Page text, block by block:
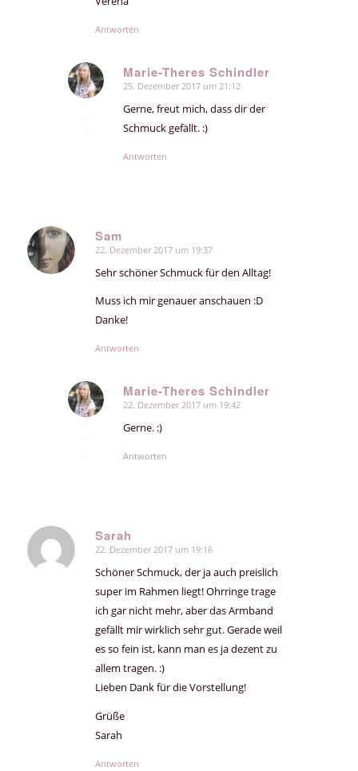
Antworten
Marie-Theres Schindler
sagte:
25. Dezember 2017 um 21:12
Gerne, freut mich, dass dir der
Schmuck gefällt. :)
Antworten
Sam
sagte:
22. Dezember 2017 um 19:37
Sehr schöner Schmuck für den Alltag!
Muss ich mir genauer anschauen :D
Danke!
Antworten
Marie-Theres Schindler
sagte:
22. Dezember 2017 um 19:42
Gerne. :)
Antworten
Sarah
sagte:
22. Dezember 2017 um 19:16
Schöner Schmuck, der ja auch preislich
super im Rahmen liegt! Ohrringe trage
ich gar nicht mehr, aber das Armband
gefällt mir wirklich sehr gut. Gerade weil
es so fein ist, kann man es ja dezent zu
allem tragen. :)
Lieben Dank für die Vorstellung!
Grüße
Sarah
Antworten